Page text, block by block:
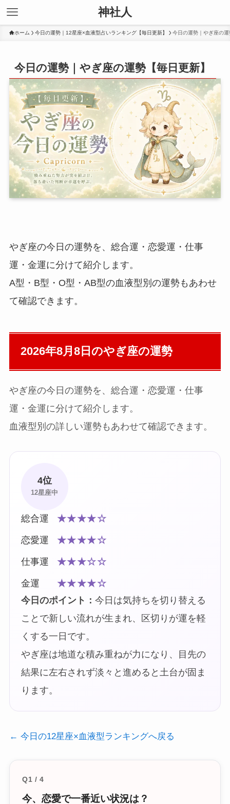
神社人
ホーム 今日の運勢｜12星座×血液型占いランキング【毎日更新】 今日の運勢｜やぎ座の
今日の運勢｜やぎ座の運勢【毎日更新】
やぎ座の今日の運勢を、総合運・恋愛運・仕事
運・金運に分けて紹介します。
A型・B型・O型・AB型の血液型別の運勢もあわせ
て確認できます。
2026年8月8日のやぎ座の運勢
やぎ座の今日の運勢を、総合運・恋愛運・仕事
運・金運に分けて紹介します。
血液型別の詳しい運勢もあわせて確認できます。
4位
12星座中
総合運 ★★★★☆
恋愛運 ★★★★☆
仕事運 ★★★☆☆
金運
★★★★☆
今日のポイント： 今日は気持ちを切り替える
ことで新しい流れが生まれ、区切りが運を軽
くする一日です。
やぎ座は地道な積み重ねが力になり、目先の
結果に左右されず淡々と進めると土台が固ま
ります。
← 今日の12星座×血液型ランキングへ戻る
Q1 / 4
今、恋愛で一番近い状況は？